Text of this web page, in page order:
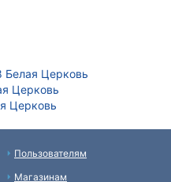
Белая Церковь
Церковь
Церковь
Пользователям
Магазинам